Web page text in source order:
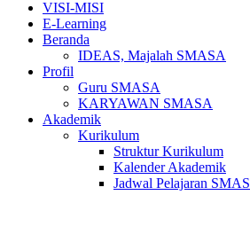
VISI-MISI
E-Learning
Beranda
IDEAS, Majalah SMASA
Profil
Guru SMASA
KARYAWAN SMASA
Akademik
Kurikulum
Struktur Kurikulum
Kalender Akademik
Jadwal Pelajaran